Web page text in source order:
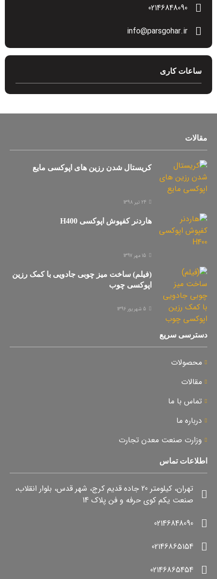
02146848090
info@parsgohar.ir
ساعات کاری
مقالات
کریستال شدن رزین های اپوکسی مایع
24 تیر 1398
هاردنر کفپوش اپوکسی H400
15 مهر 1397
(فیلم) ساخت میز چوبی جادویی با کمک رزین
اپوکسی چوب
5 شهریور 1396
دسترسی سریع
محصولات
مقالات
تماس با ما
درباره ما
وزارت صنعت معدن تجارت
اطلاعات تماس
تهران، کیلومتر 20 جاده قدیم کرج، شهر قدس، بلوار انقلاب،
صنعت یکم کوی حرفه و فن پلاک 14
02146848090
02146865154
02146865454